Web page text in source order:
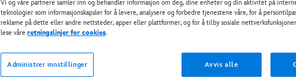
Vi og våre partnere samler inn og behandler informasjon om deg, dine enheter og din aktivitet på
teknologier som informasjonskapsler for å levere, analysere og forbedre tjenestene våre, for å
reklame på dette eller andre nettsteder, apper eller plattformer, og for å tilby sosiale
lese våre retningslinjer for cookies.
Administrer innstillinger Avvis alle